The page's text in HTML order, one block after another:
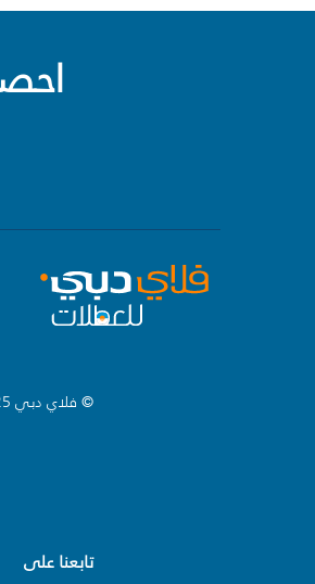
© فلاي دبي 2025. جميع الحقوق محفوظة.
تابعنا على